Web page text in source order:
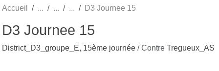
Accueil D3 Journee 15
D3 Journee 15
District_D3_groupe_E, 15ème journée / Contre Tregueux_AS